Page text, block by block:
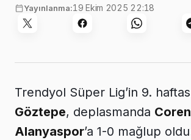
Yayınlanma:19 Ekim 2025 22:18
Trendyol Süper Lig’in 9.
Göztepe, deplasmanda
Alanyaspor’a 1-0 mağlup